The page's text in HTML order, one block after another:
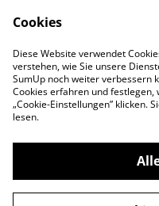
Datenschutz
©2026Druck, Stick &
Cookies
Diese Website verwendet
verstehen, wie Sie unsere
SumUp noch weiter verbessern
Cookies erfahren und
„Cookie-Einstellungen” klicken.
lesen.